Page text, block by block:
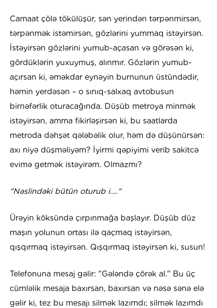
Camaat çölə tökülüşür, sən yerindən tərpənmirsən,
tərpənmək istəmirsən, gözlərini yummaq istəyirsən.
İstəyirsən gözlərini yumub-açasan və görəsən ki,
gördüklərin yuxuymuş, alınmır. Gözlərin yumub-
açırsan ki, əməkdar eynəyin burnunun üstündədir,
həmin yerdəsən – o sınıq-salxaq avtobusun
birnəfərlik oturacağında. Düşüb metroya minmək
istəyirsən, amma fikirləşirsən ki, bu saatlarda
metroda dəhşət qələbəlik olur, həm də düşünürsən:
axı niyə düşməliyəm? İyirmi qəpiyimi verib sakitcə
evimə getmək istəyirəm. Olmazmı?
"Nəslindəki bütün oturub i...."
Ürəyin köksündə çırpınmağa başlayır. Düşüb düz
maşın yolunun ortası ilə qaçmaq istəyirsən,
qışqırmaq istəyirsən. Qışqırmaq istəyirsən ki, susun!
Telefonuna mesaj gəlir: "Gələndə çörək al." Bu üç
cümləlik mesaja baxırsan, baxırsan və nəsə sənə elə
gəlir ki, tez bu mesajı silmək lazımdı; silmək lazımdı